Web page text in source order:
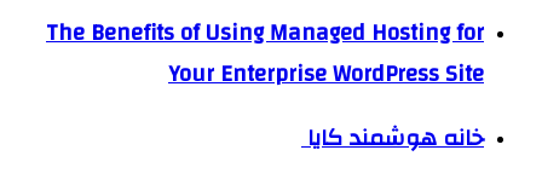
The Benefits of Using Managed Hosting for
Your Enterprise WordPress Site
خانه هوشمند کایا